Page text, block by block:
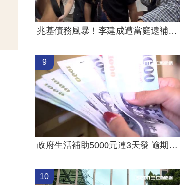
兆基債務風暴！李建成遭當庭逮補聲押禁見
9
政府生活補助5000元連3天發 逾期視同放棄
10